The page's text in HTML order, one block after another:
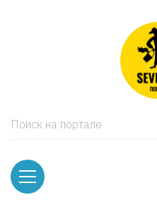
Поиск на портале
и тумбы